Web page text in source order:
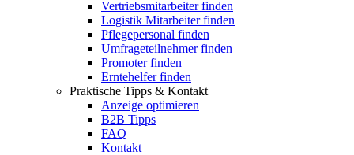
Vertriebsmitarbeiter finden
Logistik Mitarbeiter finden
Pflegepersonal finden
Umfrageteilnehmer finden
Promoter finden
Erntehelfer finden
Praktische Tipps & Kontakt
Anzeige optimieren
B2B Tipps
FAQ
Kontakt